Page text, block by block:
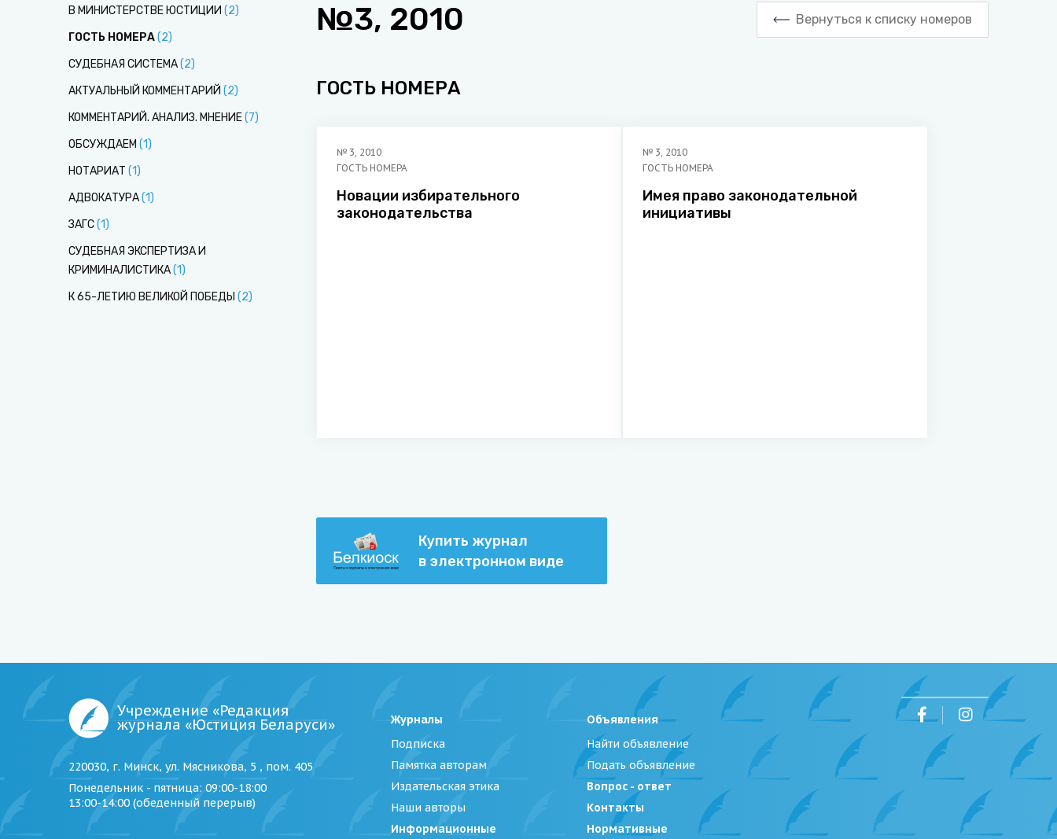
В МИНИСТЕРСТВЕ ЮСТИЦИИ (2)
ГОСТЬ НОМЕРА(2)
СУДЕБНАЯ СИСТЕМА(2)
АКТУАЛЬНЫЙ КОММЕНТАРИЙ (2)
КОММЕНТАРИЙ. АНАЛИЗ. МНЕНИЕ(7)
ОБСУЖДАЕМ (1)
НОТАРИАТ (1)
АДВОКАТУРА(1)
ЗАГС(1)
СУДЕБНАЯ ЭКСПЕРТИЗА И
КРИМИНАЛИСТИКА(1)
К 65-ЛЕТИЮ ВЕЛИКОЙ ПОБЕДЫ (2)
№3, 2010 Вернуться к списку номеров
ГОСТЬ НОМЕРА
№ 3, 2010
ГОСТЬ НОМЕРА
Новации избирательного
законодательства
№ 3, 2010
ГОСТЬ НОМЕРА
Имея право законодательной
инициативы
Купить журнал
в электронном виде
Учреждение «Редакция
журнала «Юстиция Беларуси»
220030, г. Минск, ул. Мясникова, 5 , пом. 405
Понедельник - пятница: 09:00-18:00
13:00-14:00 (обеденный перерыв)
Журналы
Подписка
Памятка авторам
Издательская этика
Наши авторы
Информационные
Объявления
Найти объявление
Подать объявление
Вопрос - ответ
Контакты
Нормативные